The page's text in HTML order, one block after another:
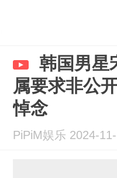
韩国男星
属要求非公
悼念
PiPiM娱乐 2024-